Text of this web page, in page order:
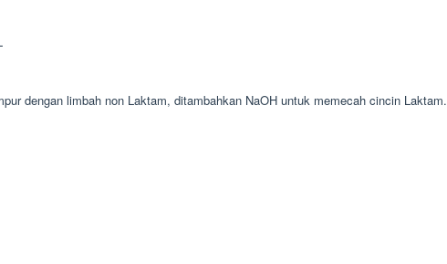
dengan limbah non Laktam, ditambahkan NaOH untuk memecah cincin Laktam.